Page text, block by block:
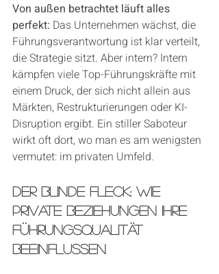
Von außen betrachtet läuft alles
perfekt: Das Unternehmen wächst, die
Führungsverantwortung ist klar verteilt,
die Strategie sitzt. Aber intern? Intern
kämpfen viele Top-Führungskräfte mit
einem Druck, der sich nicht allein aus
Märkten, Restrukturierungen oder KI-
Disruption ergibt. Ein stiller Saboteur
wirkt oft dort, wo man es am wenigsten
vermutet: im privaten Umfeld.
Der blinde Fleck: Wie
private Beziehungen Ihre
Führungsqualität
beeinflussen